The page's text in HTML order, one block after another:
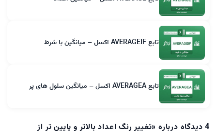
تابع AVERAGEIF اکسل – میانگین با شرط
تابع AVERAGEA اکسل – میانگین سلول های پر
4 دیدگاه درباره « تغییر رنگ اعداد بالاتر و پایین تر از